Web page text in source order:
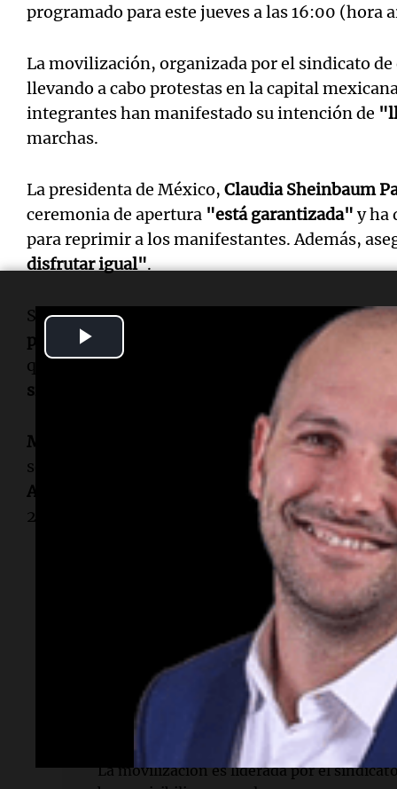
programado para este jueves a las 16:00 (hora
La movilización, organizada por el sindicato de
llevando a cabo protestas en la capital
integrantes han manifestado su intención de
marchas.
La presidenta de México, Claudia Sheinbaum
ceremonia de apertura "está garantizada" y ha
para reprimir a los manifestantes. Además,
disfrutar igual".
Sheinbaum analizó la situación y consideró que
provocación
para mostrar lo mal que está la
que"lo vemos como una provocación para
situación en México'"
México
acoge su tercera Copa del Mundo,
se consagró campeón con
Pelé , y en 1986, con
Armando Maradona
. El país se prepara para el
2026.
¿Qué ocurrió en el Estadio Azteca?
Bloqueos por parte de maestros impiden
antes del partido inaugural del Mundial.
¿Quiénes están protestando?
La movilización es liderada por el